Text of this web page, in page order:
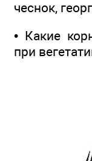
чеснок,
• Какие
при